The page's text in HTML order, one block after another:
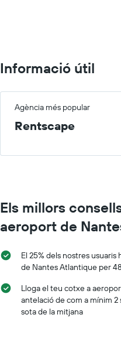
Informació útil
Agència més popular
Rentscape
Els millors
aeroport de
El 25% dels nostres
de Nantes Atlantique per
Lloga el teu cotxe a
antelació de com a mínim
sota de la mitjana